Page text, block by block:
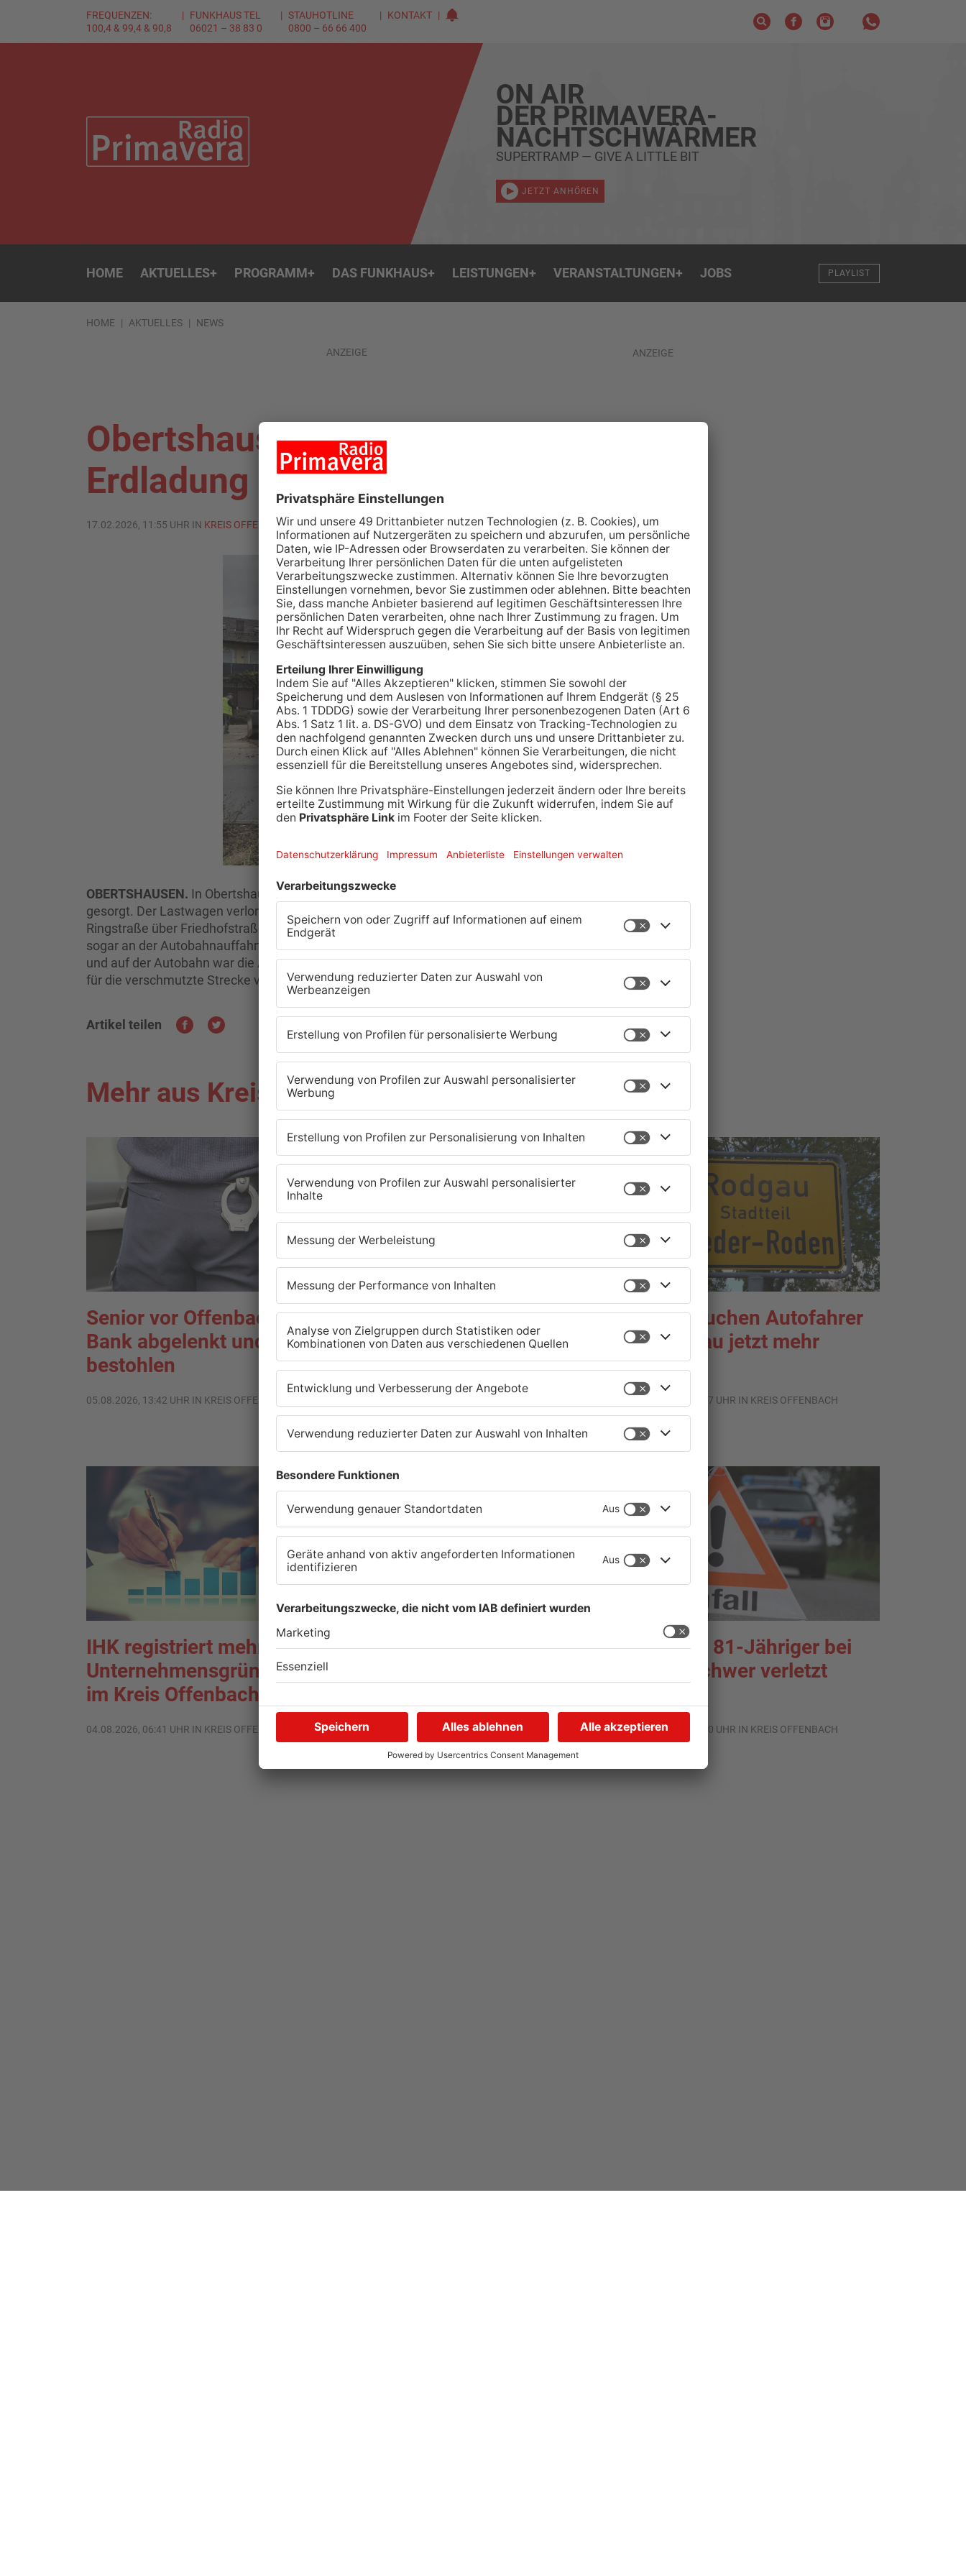
FREQUENZEN:
100,4 & 99,4 & 90,8
FUNKHAUS TEL
06021 – 38 83 0
STAUHOTLINE
0800 – 66 66 400
KONTAKT
ON AIR
DER PRIMAVERA-
NACHTSCHWÄRMER
SUPERTRAMP — GIVE A LITTLE BIT
JETZT ANHÖREN
HOME AKTUELLES+ PROGRAMM+ DAS FUNKHAUS+ LEISTUNGEN+ VERANSTALTUNGEN+ JOBS PLAYLIST
HOME AKTUELLES NEWS
ANZEIGE
Obertshausen: Lkw verliert
Erdladung
17.02.2026, 11:55 UHR IN KREIS OFFENBACH
OBERTSHAUSEN. In Obertshausen hat ein Lkw am Morgen für Verkehrsbehinderungen
gesorgt. Der Lastwagen verlor eine große Ladung mit Erde auf mehreren Straßen – von der
Ringstraße über Friedhofstraße und Rembrücker Weg bis zur Heusenstammer Straße und
sogar an der Autobahnauffahrt. Bauhof, Stadtpolizei und Feuerwehr reinigten die Fahrbahn
und auf der Autobahn war die Autobahnmeisterei im Einsatz. Die Polizei ermittelt nun, wer
für die verschmutzte Strecke verantwortlich ist.
Artikel teilen
ANZEIGE
Mehr aus Kreis Offenbach
Senior vor Offenbacher
Bank abgelenkt und
bestohlen
05.08.2026, 13:42 UHR IN KREIS OFFENBACH
Igel verursacht
Polizeieinsatz in
Mühlheimer Supermarkt
Hier brauchen Autofahrer
in Rodgau jetzt mehr
Geduld
04.08.2026, 06:47 UHR IN KREIS OFFENBACH
IHK registriert mehr
Unternehmensgründungen
im Kreis Offenbach
04.08.2026, 06:41 UHR IN KREIS OFFENBACH
Nach mutmaßlichem
03.08.2026, 16:36 UHR IN KREIS OFFENBACH
Rodgau: 81-Jähriger bei
Unfall schwer verletzt
03.08.2026, 14:50 UHR IN KREIS OFFENBACH